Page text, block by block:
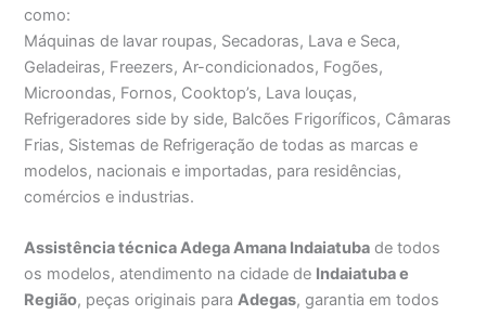
como:
Máquinas de lavar roupas, Secadoras, Lava e Seca,
Geladeiras, Freezers, Ar-condicionados, Fogões,
Microondas, Fornos, Cooktop’s, Lava louças,
Refrigeradores side by side, Balcões Frigoríficos, Câmaras
Frias, Sistemas de Refrigeração de todas as marcas e
modelos, nacionais e importadas, para residências,
comércios e industrias.
Assistência técnica Adega Amana Indaiatuba de todos
os modelos, atendimento na cidade de Indaiatuba e
Região, peças originais paraAdegas, garantia em todos